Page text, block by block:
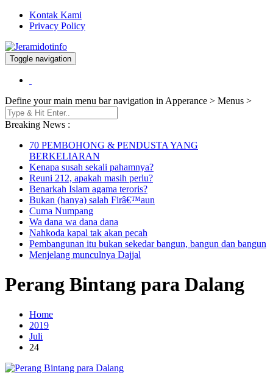
Kontak Kami
Privacy Policy
Jeramidotinfo
Berita dan Informasi Terkini
Toggle navigation
Define your main menu bar navigation in Apperance > Menus >
Breaking News :
70 PEMBOHONG & PENDUSTA YANG
BERKELIARAN
Kenapa susah sekali pahamnya?
Reuni 212, apakah masih perlu?
Benarkah Islam agama teroris?
Bukan (hanya) salah Firâ€™aun
Cuma Numpang
Wa dana wa dana dana
Nahkoda kapal tak akan pecah
Pembangunan itu bukan sekedar bangun, bangun dan bangun
Menjelang munculnya Dajjal
Perang Bintang para Dalang
Home
2019
Juli
24